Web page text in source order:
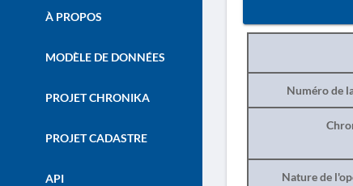
À PROPOS
MODÈLE DE DONNÉES
PROJET CHRONIKA
PROJET CADASTRE
API
Numéro de
Nature de